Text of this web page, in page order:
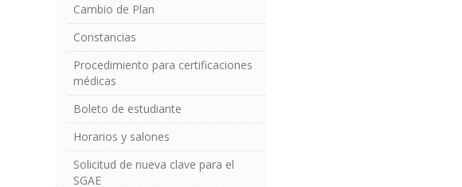
Cambio de Plan
Constancias
Procedimiento para certificaciones
médicas
Boleto de estudiante
Horarios y salones
Solicitud de nueva clave para el
SGAE